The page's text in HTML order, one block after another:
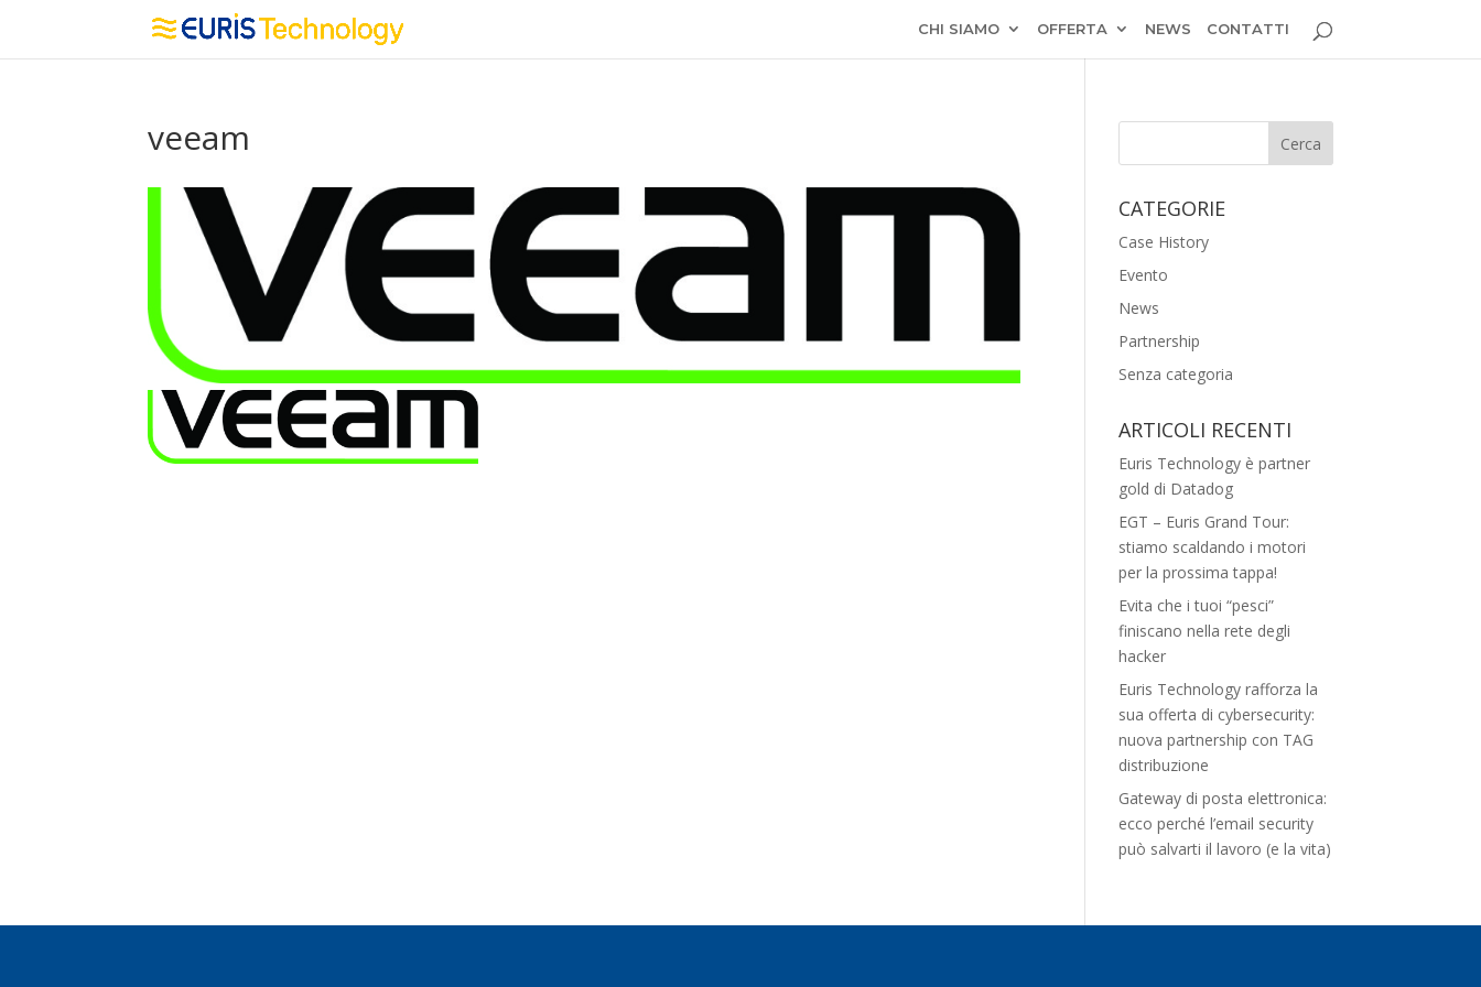
CHI SIAMO OFFERTA NEWS CONTATTI
veeam
CATEGORIE
Case History
Evento
News
Partnership
Senza categoria
ARTICOLI RECENTI
Euris Technology è partner
gold di Datadog
EGT – Euris Grand Tour:
stiamo scaldando i motori
per la prossima tappa!
Evita che i tuoi “pesci”
finiscano nella rete degli
hacker
Euris Technology rafforza la
sua offerta di cybersecurity:
nuova partnership con TAG
distribuzione
Gateway di posta elettronica:
ecco perché l’email security
può salvarti il lavoro (e la vita)